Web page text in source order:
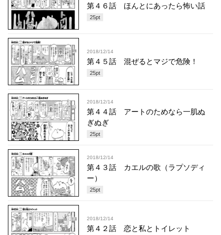
第４６話 ほんとにあったら怖い話
25pt
2018/12/14
第４５話 混ぜるとマジで危険！
25pt
2018/12/14
第４４話 アートのためなら一肌ぬ
ぎぬぎ
25pt
2018/12/14
第４３話 カエルの歌（ラプソディ
ー）
25pt
2018/12/14
第４２話 恋と私とトイレット